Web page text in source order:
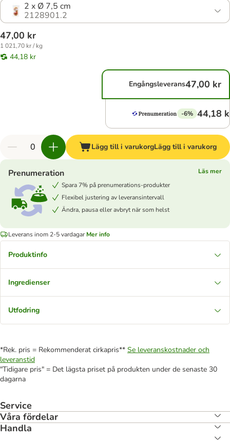
2 x Ø 7,5 cm
2128901.2
47,00 kr
1 021,70 kr / kg
44,18 kr
Engångsleverans47,00 kr
-6% 44,18
Lägg till i varukorgLägg till i varukorg
Prenumeration
Läs mer
Spara 7% på prenumerations-produkter
Flexibel justering av leveransintervall
Ändra, pausa eller avbryt när som helst
Leverans inom 2-5 vardagar Mer info
Produktinfo
Ingredienser
Utfodring
*Rek. pris = Rekommenderat cirkapris** Se leveranskostnader och
leveranstid
"Tidigare pris" = Det lägsta priset på produkten under de senaste 30
dagarna
Service
Våra fördelar
Handla